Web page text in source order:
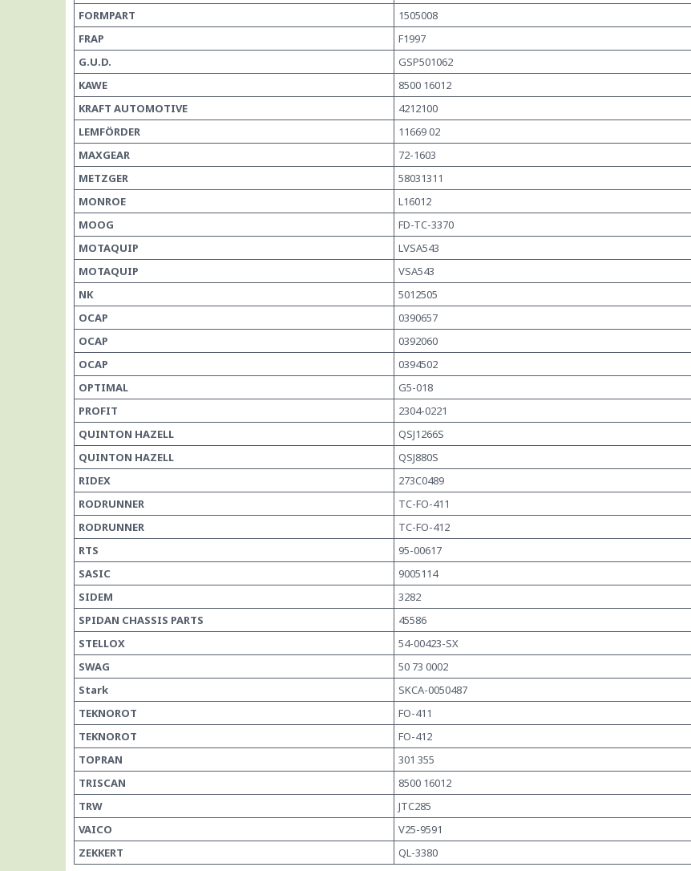
FORMPART
1505008
FRAP
F1997
G.U.D.
GSP501062
KAWE
8500 16012
KRAFT AUTOMOTIVE
4212100
LEMFÖRDER
11669 02
MAXGEAR
72-1603
METZGER
58031311
MONROE
L16012
MOOG
FD-TC-3370
MOTAQUIP
LVSA543
MOTAQUIP
VSA543
NK
5012505
OCAP
0390657
OCAP
0392060
OCAP
0394502
OPTIMAL
G5-018
PROFIT
2304-0221
QUINTON HAZELL
QSJ1266S
QUINTON HAZELL
QSJ880S
RIDEX
273C0489
RODRUNNER
TC-FO-411
RODRUNNER
TC-FO-412
RTS
95-00617
SASIC
9005114
SIDEM
3282
SPIDAN CHASSIS PARTS
45586
STELLOX
54-00423-SX
SWAG
50 73 0002
Stark
SKCA-0050487
TEKNOROT
FO-411
TEKNOROT
FO-412
TOPRAN
301 355
TRISCAN
8500 16012
TRW
JTC285
VAICO
V25-9591
ZEKKERT
QL-3380